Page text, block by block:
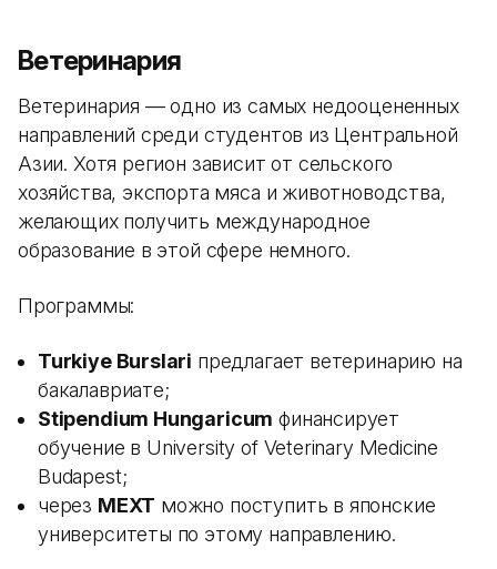
Ветеринария
Ветеринария — одно из самых недооцененных
направлений среди студентов из Центральной
Азии. Хотя регион зависит от сельского
хозяйства, экспорта мяса и животноводства,
желающих получить международное
образование в этой сфере немного.
Программы:
Turkiye Burslari предлагает ветеринарию на
бакалавриате;
Stipendium Hungaricum финансирует
обучение в University of Veterinary Medicine
Budapest;
через MEXT можно поступить в японские
университеты по этому направлению.